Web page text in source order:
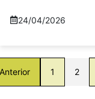
24/04/2026
1 2